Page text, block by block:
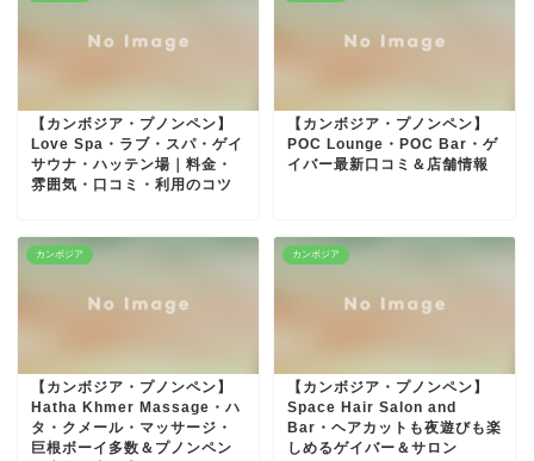
【カンボジア・プノンペン】
Love Spa・ラブ・スパ・ゲイ
サウナ・ハッテン場｜料金・
雰囲気・口コミ・利用のコツ
【カンボジア・プノンペン】
POC Lounge・POC Bar・ゲ
イバー最新口コミ＆店舗情報
カンボジア
【カンボジア・プノンペン】
Hatha Khmer Massage・ハ
タ・クメール・マッサージ・
巨根ボーイ多数＆プノンペン
カンボジア
【カンボジア・プノンペン】
Space Hair Salon and
Bar・ヘアカットも夜遊びも楽
しめるゲイバー＆サロン